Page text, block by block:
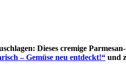
Dieses cremige
– Gemüse neu entdeckt!“ und